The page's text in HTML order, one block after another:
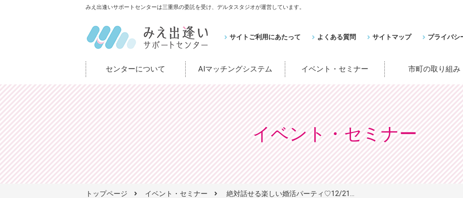
みえ出逢いサポートセンターは三重県の委託を受け、デルタスタジオが運営しています。
サイトご利用にあたって よくある質問 サイトマップ プライバシ
センターについて AIマッチングシステム イベント・セミナー 市町の取り組み
イベント・セミナー
トップページ イベント・セミナー 絶対話せる楽しい婚活パーティ♡12/21...